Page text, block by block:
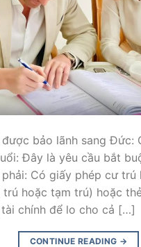
bảo lãnh sang Đức:
Đây là yêu cầu bắt
Có giấy phép cư trú
hoặc tạm trú) hoặc
tài chính để lo cho cả […]
CONTINUE READING →